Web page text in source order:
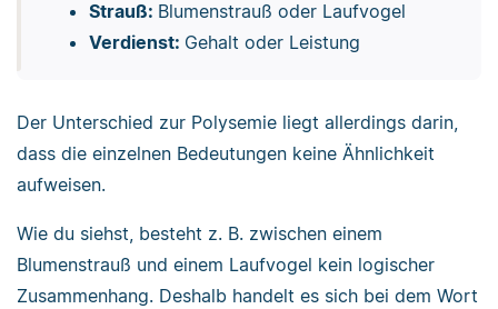
Strauß: Blumenstrauß oder Laufvogel
Verdienst: Gehalt oder Leistung
Der Unterschied zur Polysemie liegt allerdings darin,
dass die einzelnen Bedeutungen keine Ähnlichkeit
aufweisen.
Wie du siehst, besteht z. B. zwischen einem
Blumenstrauß und einem Laufvogel kein logischer
Zusammenhang. Deshalb handelt es sich bei dem Wort